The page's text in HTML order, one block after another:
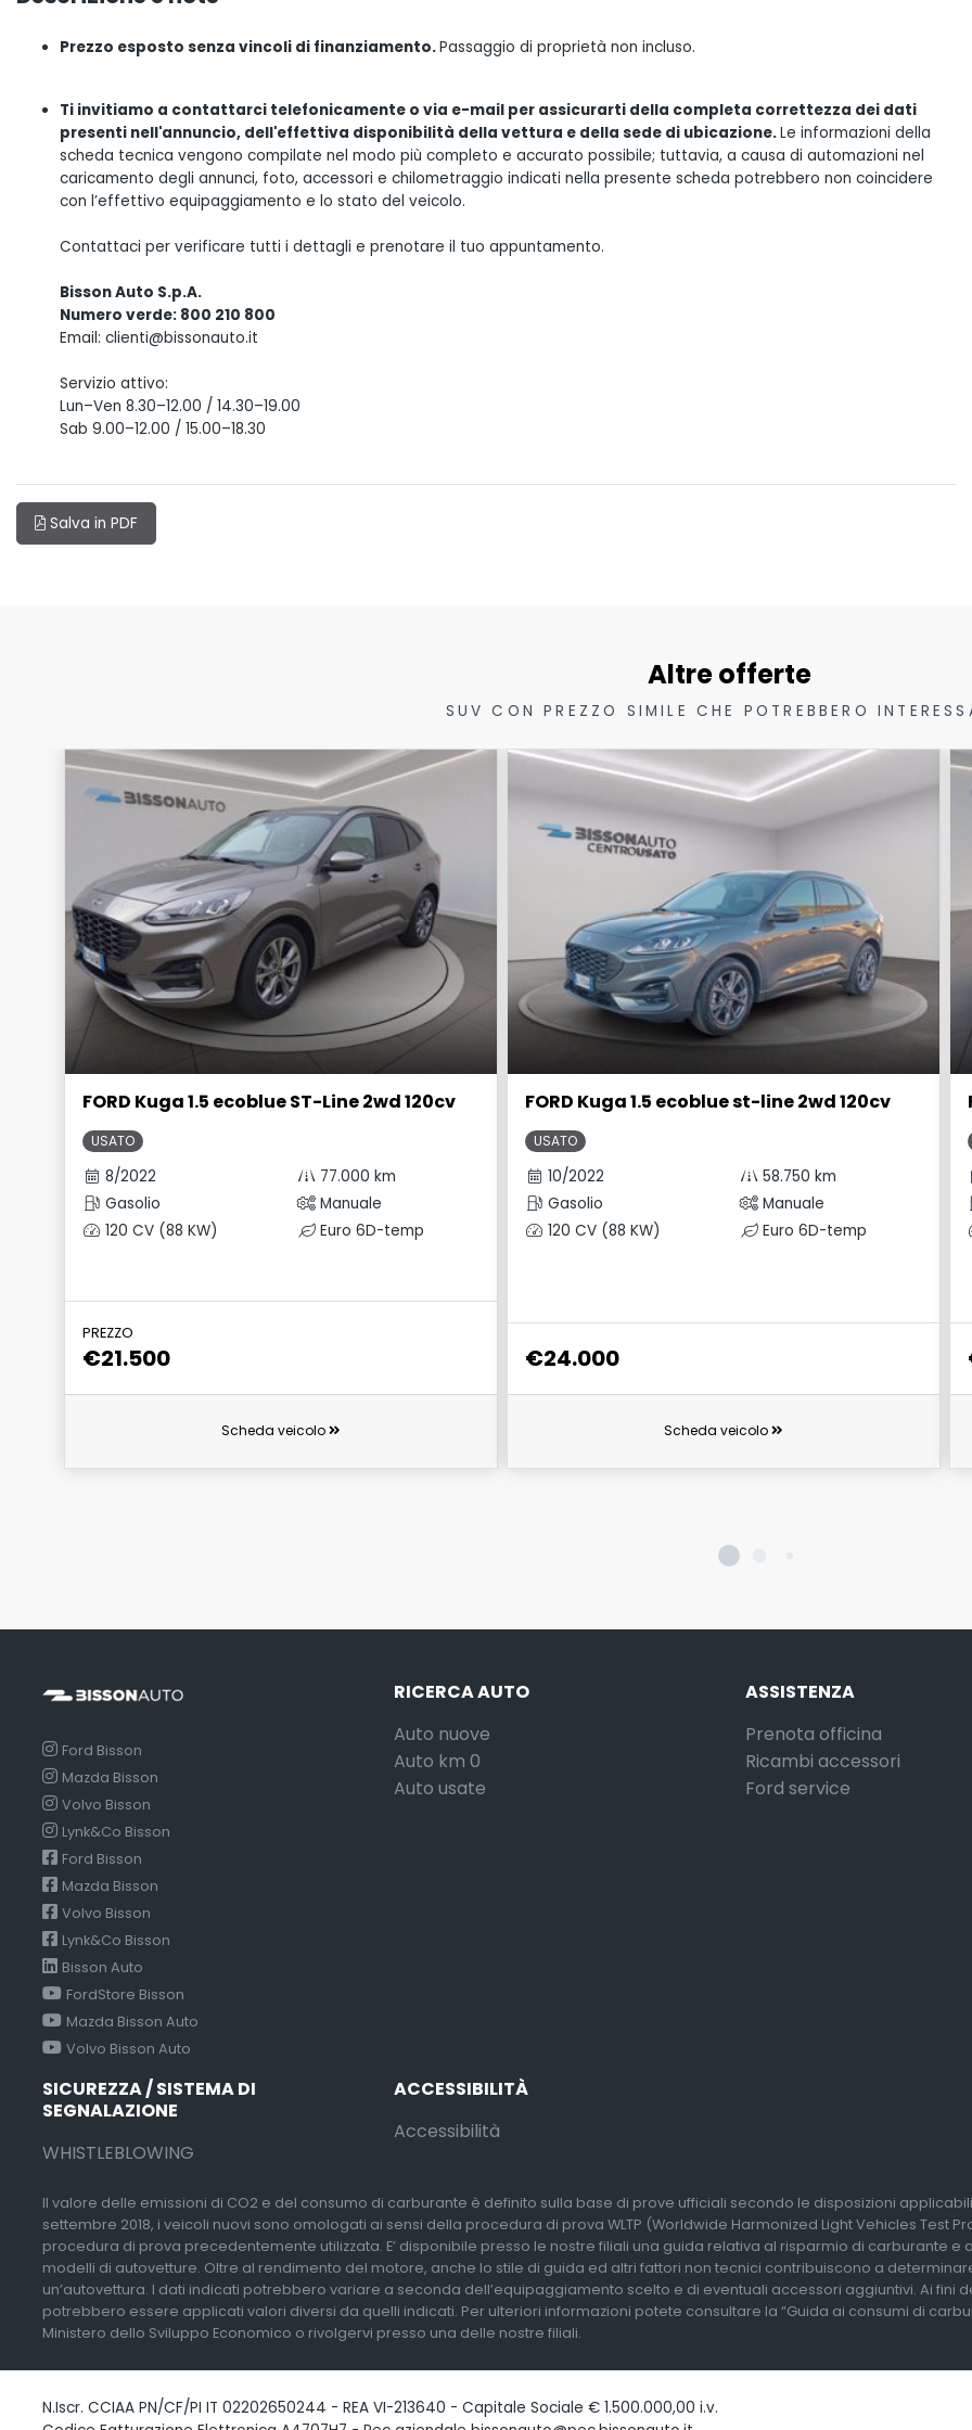
Prezzo esposto senza vincoli di finanziamento.Passaggio di proprietà non incluso.
Ti invitiamo a contattarci telefonicamente o via e-mail per assicurarti della completa correttezza dei dati
presenti nell'annuncio, dell'effettiva disponibilità della vettura e della sede di ubicazione.Le informazioni della
scheda tecnica vengono compilate nel modo più completo e accurato possibile; tuttavia, a causa di automazioni nel
caricamento degli annunci, foto, accessori e chilometraggio indicati nella presente scheda potrebbero non coincidere
con l’effettivo equipaggiamento e lo stato del veicolo.
Contattaci per verificare tutti i dettagli e prenotare il tuo appuntamento.
Bisson Auto S.p.A.
Numero verde: 800 210 800
Email: clienti@bissonauto.it
Servizio attivo:
Lun–Ven 8.30–12.00 / 14.30–19.00
Sab 9.00–12.00 / 15.00–18.30
Salva in PDF
Altre offerte
SUV CON PREZZO SIMILE CHE POTREBBERO
FORD Kuga 1.5 ecoblue ST-Line 2wd 120cv
USATO
8/2022
77.000 km
Gasolio
Manuale
120 CV (88 KW)
Euro 6D-temp
PREZZO
€21.500
Scheda veicolo
FORD Kuga 1.5 ecoblue st-line 2wd 120cv
USATO
10/2022
58.750 km
Gasolio
Manuale
120 CV (88 KW)
Euro 6D-temp
€24.000
Scheda veicolo
Ford Bisson
Mazda Bisson
Volvo Bisson
Lynk&Co Bisson
Ford Bisson
Mazda Bisson
Volvo Bisson
Lynk&Co Bisson
Bisson Auto
FordStore Bisson
Mazda Bisson Auto
Volvo Bisson Auto
RICERCA AUTO
Auto nuove
Auto km 0
Auto usate
ASSISTENZA
Prenota officina
Ricambi accessori
Ford service
SICUREZZA / SISTEMA DI
SEGNALAZIONE
WHISTLEBLOWING
ACCESSIBILITÀ
Accessibilità
Il valore delle emissioni di CO2 e del consumo di carburante è definito sulla base di prove ufficiali secondo le disposizioni
settembre 2018, i veicoli nuovi sono omologati ai sensi della procedura di prova WLTP (Worldwide Harmonized Light Vehicles Test
procedura di prova precedentemente utilizzata. E’ disponibile presso le nostre filiali una guida relativa al risparmio di carburante e
modelli di autovetture. Oltre al rendimento del motore, anche lo stile di guida ed altri fattori non tecnici contribuiscono a
un’autovettura. I dati indicati potrebbero variare a seconda dell’equipaggiamento scelto e di eventuali accessori aggiuntivi. Ai fini
potrebbero essere applicati valori diversi da quelli indicati. Per ulteriori informazioni potete consultare la “Guida ai consumi di
Ministero dello Sviluppo Economico o rivolgervi presso una delle nostre filiali.
N.Iscr. CCIAA PN/CF/PI IT 02202650244 - REA VI-213640 - Capitale Sociale € 1.500.000,00 i.v.